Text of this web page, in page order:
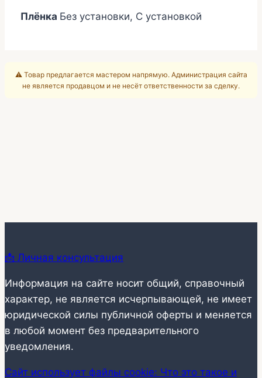
Плёнка Без установки, С установкой
⚠️ Товар предлагается мастером напрямую. Администрация сайта
не является продавцом и не несёт ответственности за сделку.
📩 Личная консультация
Информация на сайте носит общий, справочный
характер, не является исчерпывающей, не имеет
юридической силы публичной оферты и меняется
в любой момент без предварительного
уведомления.
Сайт использует файлы cookie: Что это такое и